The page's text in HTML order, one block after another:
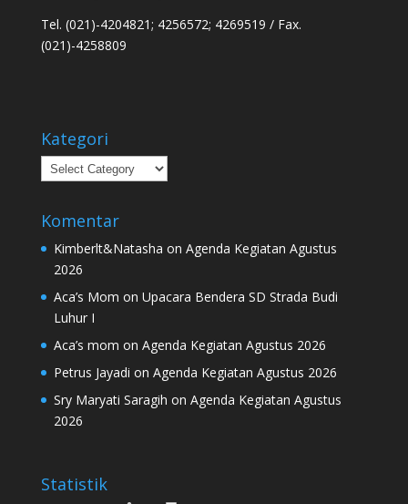
Tel. (021)-4204821; 4256572; 4269519 / Fax.
(021)-4258809
Kategori
Kategori
Komentar
Kimberlt&Natasha on Agenda Kegiatan Agustus
2026
Aca’s Mom on Upacara Bendera SD Strada Budi
Luhur I
Aca’s mom on Agenda Kegiatan Agustus 2026
Petrus Jayadi on Agenda Kegiatan Agustus 2026
Sry Maryati Saragih on Agenda Kegiatan Agustus
2026
Statistik